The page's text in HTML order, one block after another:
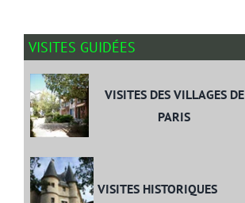
VISITES GUIDÉES
VISITES DES VILLAGES DE
PARIS
VISITES HISTORIQUES